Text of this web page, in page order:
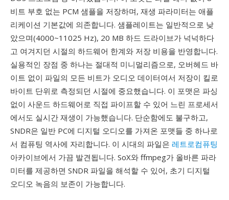
비트 부호 없는 PCM 샘플을 저장하며, 재생 파라미터는 애플
리케이션 기본값에 의존합니다. 샘플레이트는 일반적으로 낮
았으며(4000~11025 Hz), 20 MB 하드 드라이브가 넉넉하다
고 여겨지던 시절의 하드웨어 한계와 저장 비용을 반영합니다.
실용적인 장점 중 하나는 절대적 미니멀리즘으로, 오버헤드 바
이트 없이 파일의 모든 비트가 오디오 데이터여서 저장이 킬로
바이트 단위로 측정되던 시절에 중요했습니다. 이 포맷은 파싱
없이 사운드 하드웨어로 직접 파이프할 수 있어 느린 프로세서
에서도 실시간 재생이 가능했습니다. 단순함에도 불구하고,
SNDR은 일반 PC에 디지털 오디오를 가져온 포맷들 중 하나로
서 컴퓨팅 역사에 자리합니다. 이 시대의 파일은 레트로컴퓨팅
아카이브에서 가끔 발견됩니다. SoX와 ffmpeg가 올바른 파라
미터를 제공하면 SNDR 파일을 해석할 수 있어, 초기 디지털
오디오 녹음의 보존이 가능합니다.